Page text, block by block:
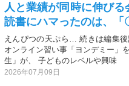
人と業績が同時に伸び
読書にハマったのは、「
えんぴつの天ぷら… 続きは編集
オンライン習い事「ヨンデミー」
生」が、 子どものレベルや興味
2026年07月09日